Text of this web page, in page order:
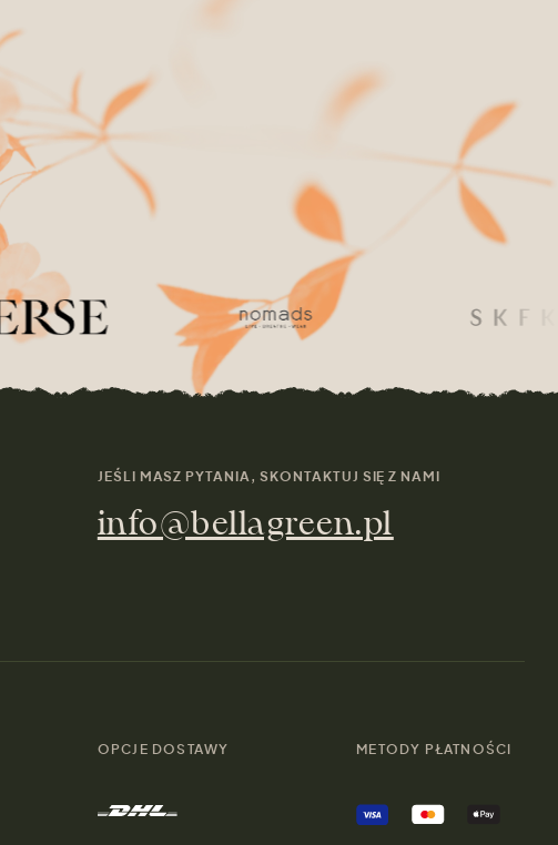
JEŚLI MASZ PYTANIA, SKONTAKTUJ SIĘ Z NAMI
info@bellagreen.pl
OPCJE DOSTAWY METODY PŁATNOŚCI